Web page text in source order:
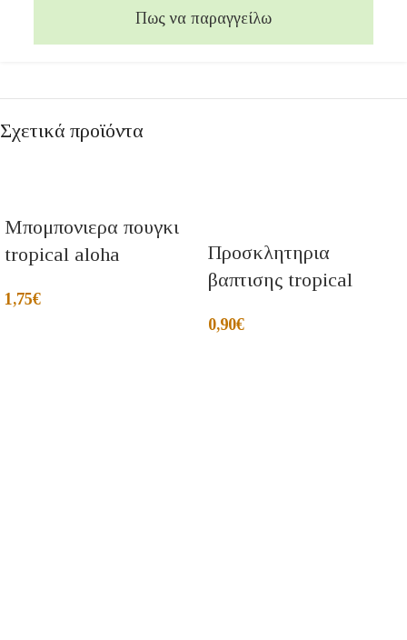
Πως να παραγγείλω
Σχετικά προϊόντα
Μπομπονιερα πουγκι
tropical aloha
1,75€
Προσκλητηρια
βαπτισης tropical
0,90€